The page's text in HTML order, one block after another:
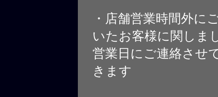
・店舗営業時間外に
いたお客様に関しま
営業日にご連絡させ
きます